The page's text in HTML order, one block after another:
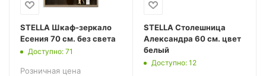
STELLA Шкаф-зеркало
Есения 70 см. без света
Доступно: 71
Розничная цена
STELLA Столешница
Александра 60 см. цвет
белый
Доступно: 12